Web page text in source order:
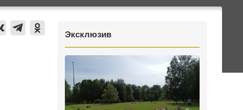
Культура
Эксклюзив